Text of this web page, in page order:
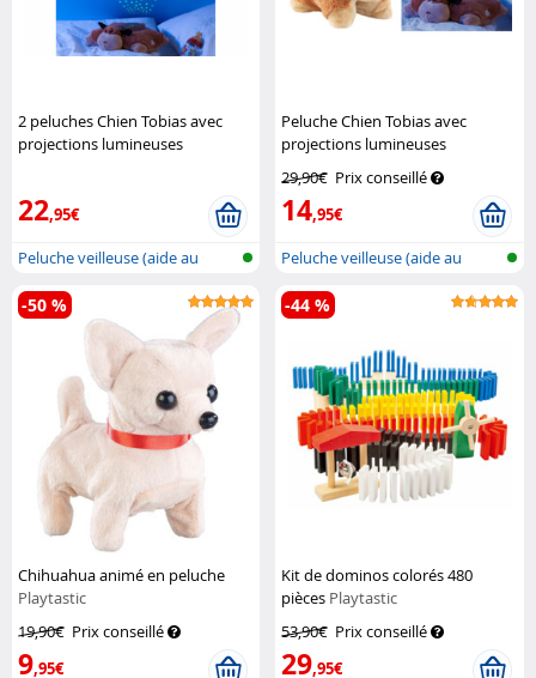
2 peluches Chien Tobias avec
projections lumineuses
22,95€
Peluche veilleuse (aide au
sommeil...
Peluche Chien Tobias avec
projections lumineuses
29,90€ Prix conseillé
14,95€
Peluche veilleuse (aide au
sommeil...
Chihuahua animé en peluche
Playtastic
19,90€ Prix conseillé
9,95€
-50 %
Kit de dominos colorés 480
pièces Playtastic
53,90€ Prix conseillé
29,95€
-44 %